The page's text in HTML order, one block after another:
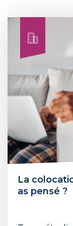
La
as pensé ?